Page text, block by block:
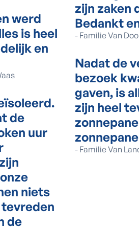
werd
is heel
en
de
uur
niets
de
zijn zaken
Bedankt
- Familie Van
Nadat de
bezoek
gaven, is
zijn heel
- Familie Van